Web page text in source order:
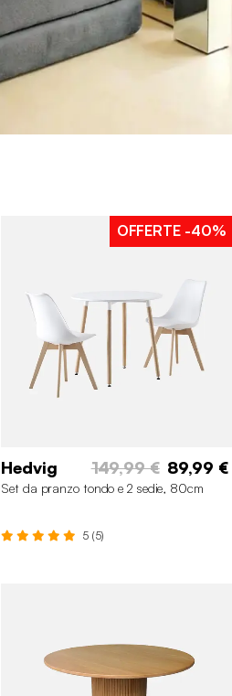
OFFERTE -40%
Hedvig 149,99 € 89,99 €
Set da pranzo tondo e 2 sedie, 80cm
5 (5)